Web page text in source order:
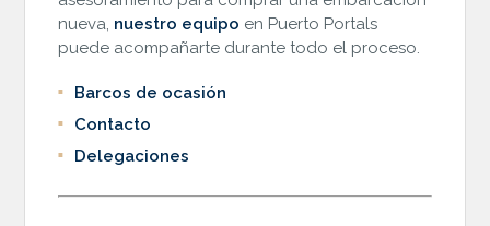
nueva, nuestro equipo en Puerto Portals
puede acompañarte durante todo el proceso.
Barcos de ocasión
Contacto
Delegaciones